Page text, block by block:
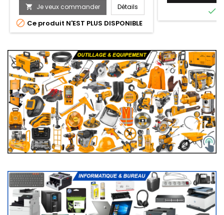
 Je veux commander Détails
 Ce produit N'EST PLUS DISPONIBLE
